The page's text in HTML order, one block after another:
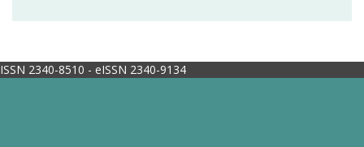
ISSN 2340-8510 - eISSN 2340-9134